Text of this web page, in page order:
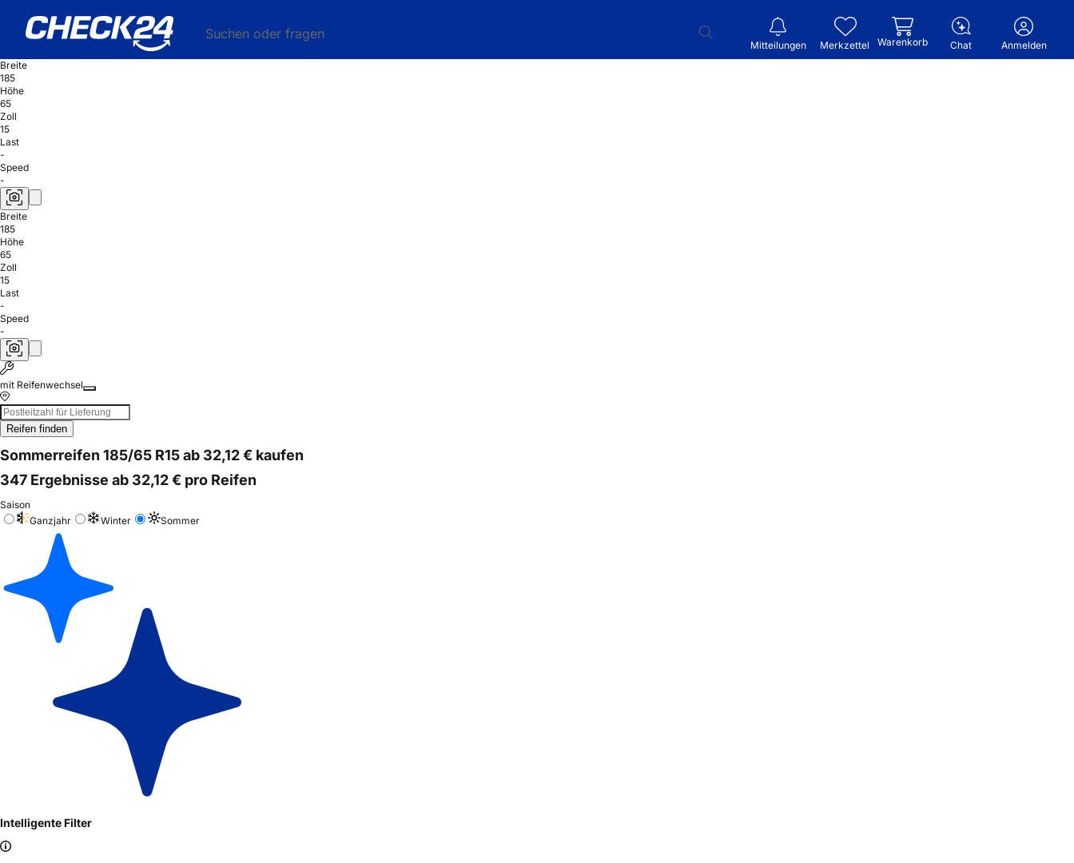
Suchen oder fragen
Mitteilungen Merkzettel Warenkorb Chat
Anmelden
Breite
185
Höhe
65
Zoll
15
Last
-
Speed
-
Breite
185
Höhe
65
Zoll
15
Last
-
Speed
-
mit Reifenwechsel
Reifen finden
Sommerreifen 185/65 R15 ab 32,12 € kaufen
347 Ergebnisse ab 32,12 € pro Reifen
Saison
Ganzjahr
Winter Sommer
Intelligente Filter